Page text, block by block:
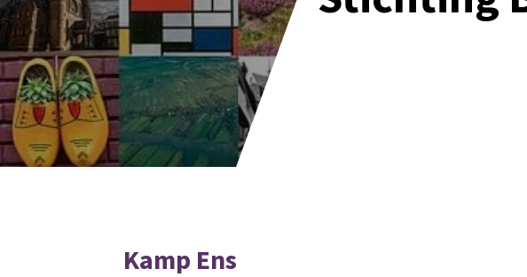
Kamp Ens